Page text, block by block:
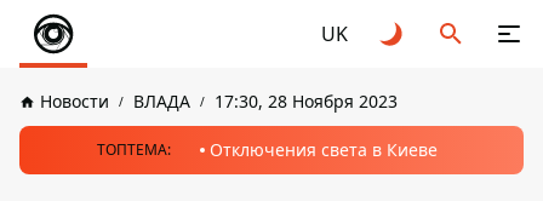
UK
Новости ВЛАДА 17:30, 28 Ноября 2023
ТОПТЕМА: Отключения света в Киеве